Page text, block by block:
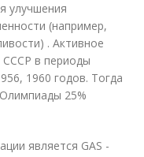
улучшения
(например,
. Активное
СССР в периоды
1960 годов. Тогда
25%
является GAS -